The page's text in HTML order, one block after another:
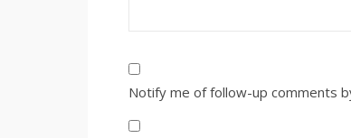
Notify me of follow-up comments